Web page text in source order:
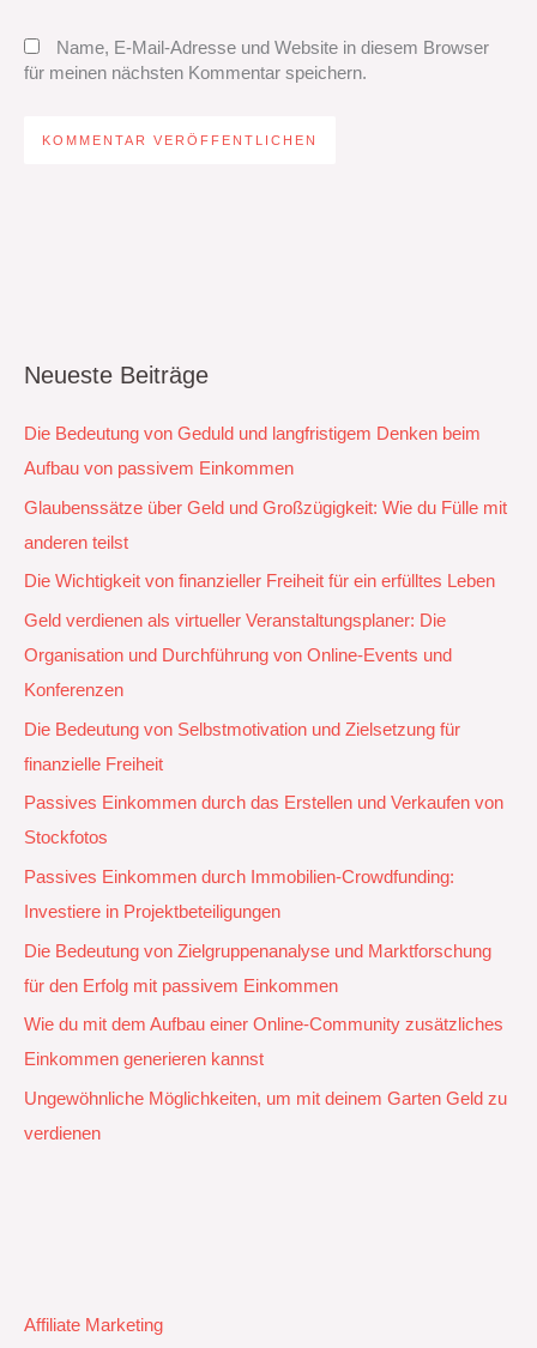
Name, E-Mail-Adresse und Website in diesem Browser
für meinen nächsten Kommentar speichern.
Neueste Beiträge
Die Bedeutung von Geduld und langfristigem Denken beim
Aufbau von passivem Einkommen
Glaubenssätze über Geld und Großzügigkeit: Wie du Fülle mit
anderen teilst
Die Wichtigkeit von finanzieller Freiheit für ein erfülltes Leben
Geld verdienen als virtueller Veranstaltungsplaner: Die
Organisation und Durchführung von Online-Events und
Konferenzen
Die Bedeutung von Selbstmotivation und Zielsetzung für
finanzielle Freiheit
Passives Einkommen durch das Erstellen und Verkaufen von
Stockfotos
Passives Einkommen durch Immobilien-Crowdfunding:
Investiere in Projektbeteiligungen
Die Bedeutung von Zielgruppenanalyse und Marktforschung
für den Erfolg mit passivem Einkommen
Wie du mit dem Aufbau einer Online-Community zusätzliches
Einkommen generieren kannst
Ungewöhnliche Möglichkeiten, um mit deinem Garten Geld zu
verdienen
Affiliate Marketing